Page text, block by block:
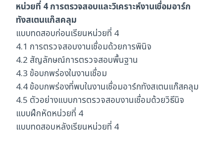
หน่วยที่ 4 การตรวจสอบและวิเคราะห์งานเชื่อมอาร์ก
ทังสเตนแก๊สคลุม
แบบทดสอบก่อนเรียนหน่วยที่ 4
4.1 การตรวจสอบงานเชื่อมด้วยการพินิจ
4.2 สัญลักษณ์การตรวจสอบพื้นฐาน
4.3 ข้อบกพร่องในงานเชื่อม
4.4 ข้อบกพร่องที่พบในงานเชื่อมอาร์กทังสเตนแก๊สคลุม
4.5 ตัวอย่างแบบการตรวจสอบงานเชื่อมด้วยวิธีนิจ
แบบฝึกหัดหน่วยที่ 4
แบบทดสอบหลังเรียนหน่วยที่ 4